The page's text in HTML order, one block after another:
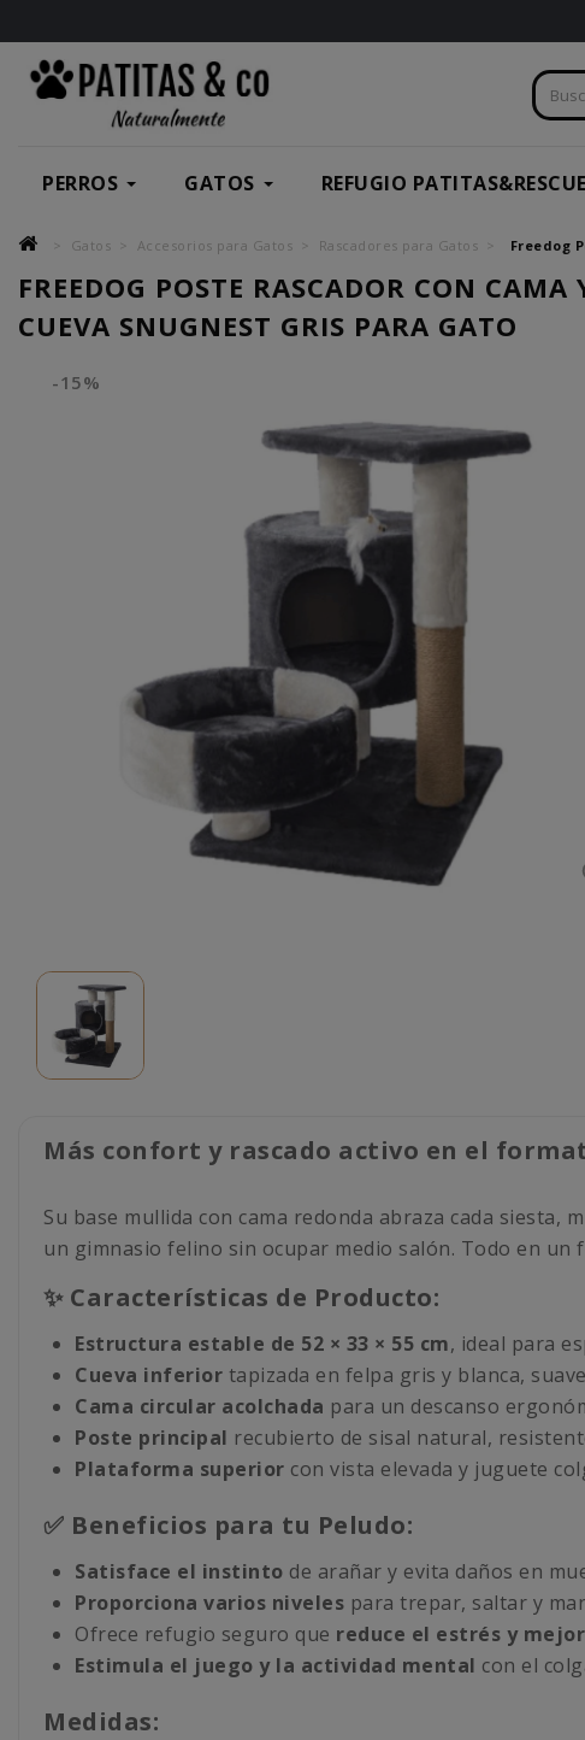
PERROS GATOS REFUGIO PATITAS&RESCUE
Gatos Accesorios para Gatos Rascadores para Gatos Freedog
FREEDOG POSTE RASCADOR CON CAMA
CUEVA SNUGNEST GRIS PARA GATO
-15%
Más confort y rascado activo en el
Su base mullida con cama redonda abraza cada
un gimnasio felino sin ocupar medio salón. Todo en
✨ Características de Producto:
Estructura estable de 52 × 33 × 55 cm, ideal para
Cueva inferior tapizada en felpa gris y blanca,
Cama circular acolchada para un descanso
Poste principal recubierto de sisal natural,
Plataforma superior con vista elevada y juguete
✅ Beneficios para tu Peludo:
Satisface el instinto de arañar y evita daños en
Proporciona varios niveles para trepar, saltar y
Ofrece refugio seguro que reduce el estrés y
Estimula el juego y la actividad mental con el
Medidas: